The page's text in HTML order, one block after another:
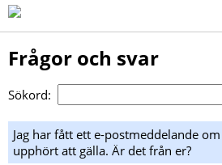
Frågor och svar
Sökord:
Jag har fått ett e-postmeddelande
upphört att gälla. Är det från er?